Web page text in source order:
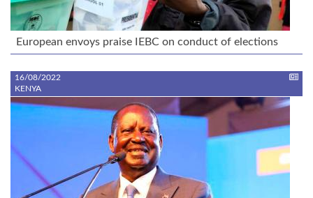
European envoys praise IEBC on conduct of elections
16/08/2022
KENYA